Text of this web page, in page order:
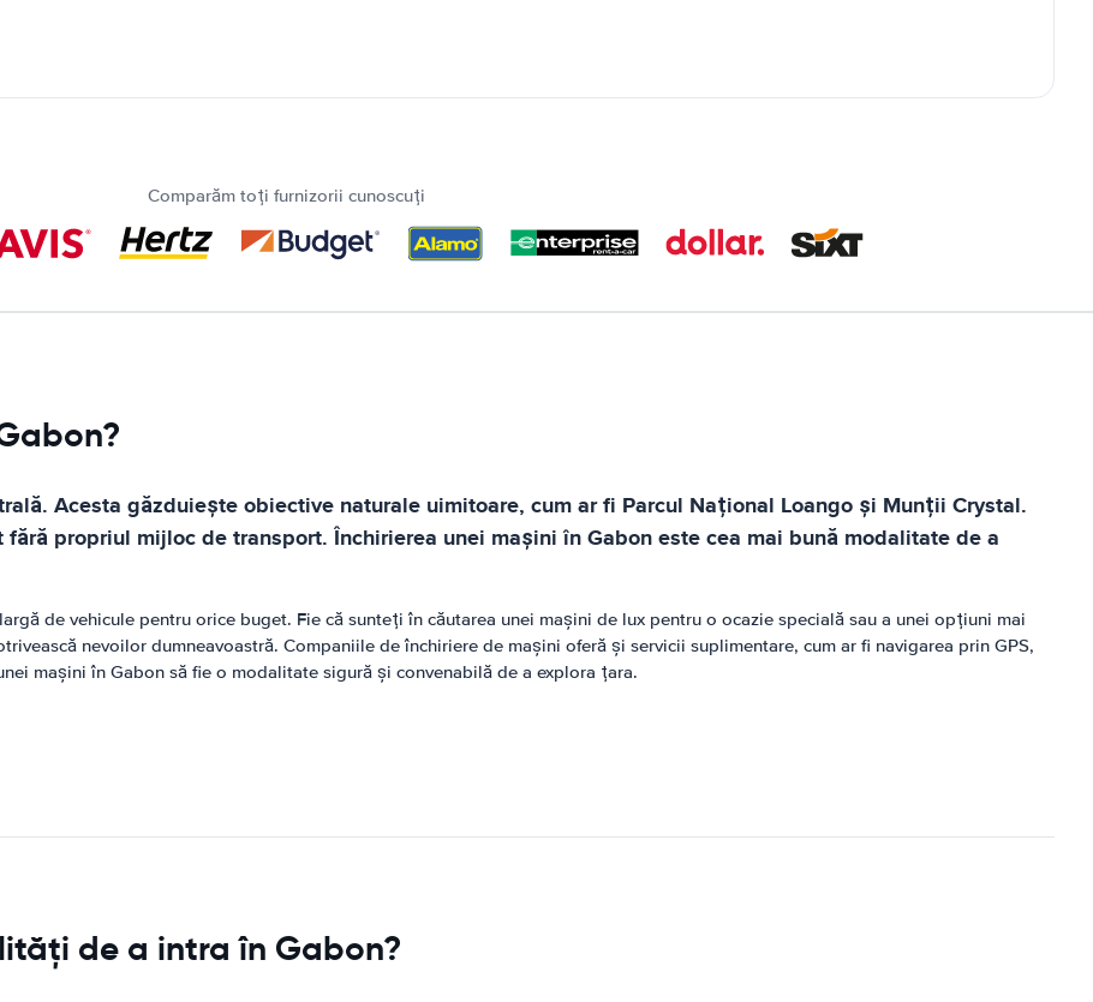
Comparăm toți furnizorii cunoscuți
Acesta găzduiește obiective naturale uimitoare, cum ar fi Parcul Național Loango și Munții Crystal.
propriul mijloc de transport. Închirierea unei mașini în Gabon este cea mai bună modalitate de a
de vehicule pentru orice buget. Fie că sunteți în căutarea unei mașini de lux pentru o ocazie specială sau a unei opțiuni mai
nevoilor dumneavoastră. Companiile de închiriere de mașini oferă și servicii suplimentare, cum ar fi navigarea prin GPS,
mașini în Gabon să fie o modalitate sigură și convenabilă de a explora țara.
de a intra în Gabon?